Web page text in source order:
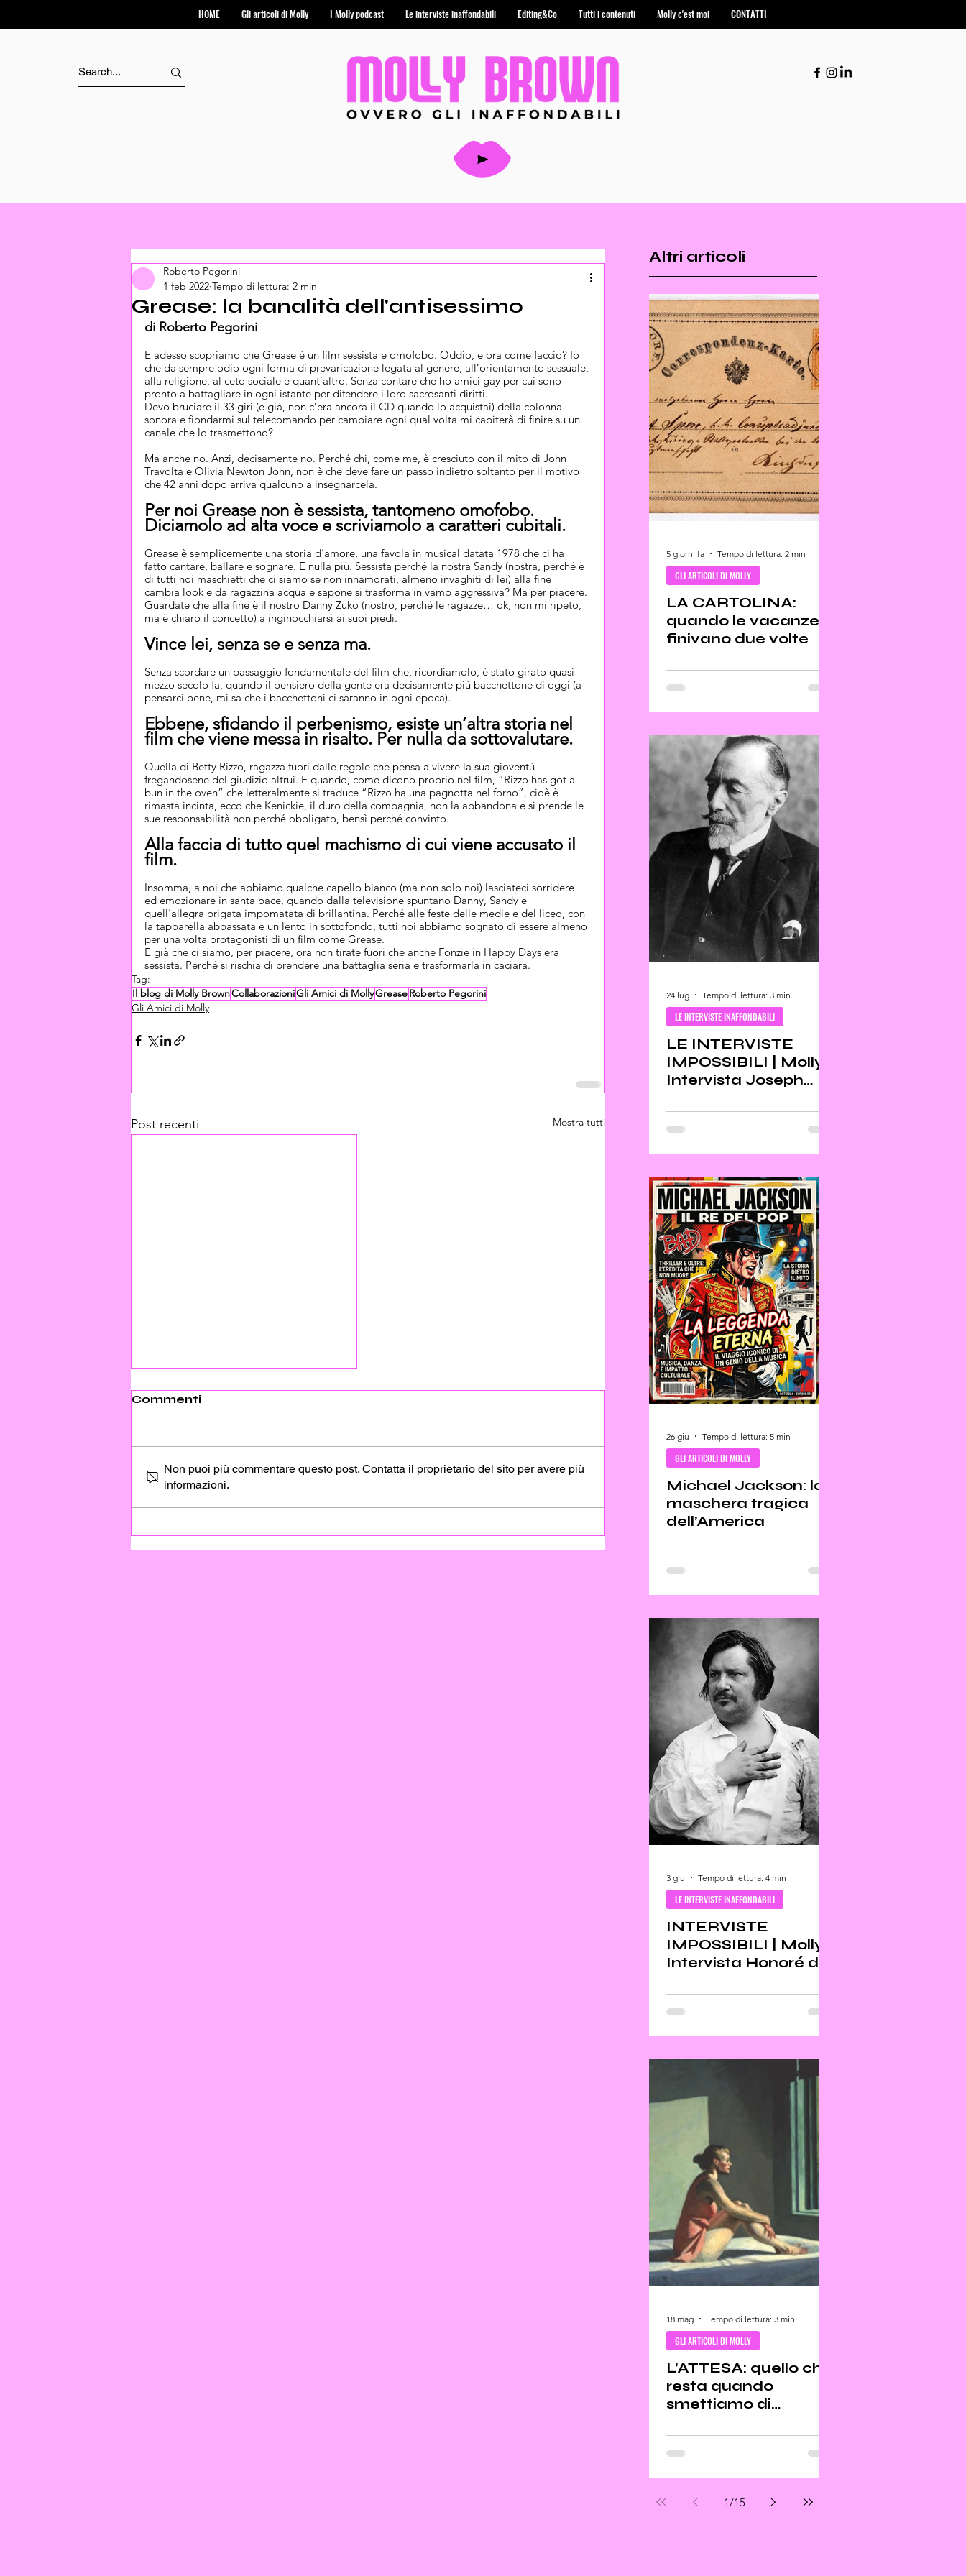
HOME Gli articoli di Molly I Molly podcast Le interviste inaffondabili Editing&Co Tutti i contenuti Molly c'est moi CONTATTI
Grease: la banalità dell'antisessimo
Roberto Pegorini
1 feb 2022 Tempo di lettura: 2 min
di Roberto Pegorini
E adesso scopriamo che Grease è un film sessista e omofobo. Oddio, e ora come faccio? Io
che da sempre odio ogni forma di prevaricazione legata al genere, all’orientamento sessuale,
alla religione, al ceto sociale e quant’altro. Senza contare che ho amici gay per cui sono
pronto a battagliare in ogni istante per difendere i loro sacrosanti diritti.
Devo bruciare il 33 giri (e già, non c’era ancora il CD quando lo acquistai) della colonna
sonora e fiondarmi sul telecomando per cambiare ogni qual volta mi capiterà di finire su un
canale che lo trasmettono?
Ma anche no. Anzi, decisamente no. Perché chi, come me, è cresciuto con il mito di John
Travolta e Olivia Newton John, non è che deve fare un passo indietro soltanto per il motivo
che 42 anni dopo arriva qualcuno a insegnarcela.
Per noi Grease non è sessista, tantomeno omofobo.
Diciamolo ad alta voce e scriviamolo a caratteri cubitali.
Grease è semplicemente una storia d’amore, una favola in musical datata 1978 che ci ha
fatto cantare, ballare e sognare. E nulla più. Sessista perché la nostra Sandy (nostra, perché è
di tutti noi maschietti che ci siamo se non innamorati, almeno invaghiti di lei) alla fine
cambia look e da ragazzina acqua e sapone si trasforma in vamp aggressiva? Ma per piacere.
Guardate che alla fine è il nostro Danny Zuko (nostro, perché le ragazze… ok, non mi ripeto,
ma è chiaro il concetto) a inginocchiarsi ai suoi piedi.
Vince lei, senza se e senza ma.
Senza scordare un passaggio fondamentale del film che, ricordiamolo, è stato girato quasi
mezzo secolo fa, quando il pensiero della gente era decisamente più bacchettone di oggi (a
pensarci bene, mi sa che i bacchettoni ci saranno in ogni epoca).
Ebbene, sfidando il perbenismo, esiste un’altra storia nel
film che viene messa in risalto. Per nulla da sottovalutare.
Quella di Betty Rizzo, ragazza fuori dalle regole che pensa a vivere la sua gioventù
fregandosene del giudizio altrui. E quando, come dicono proprio nel film, “Rizzo has got a
bun in the oven” che letteralmente si traduce “Rizzo ha una pagnotta nel forno”, cioè è
rimasta incinta, ecco che Kenickie, il duro della compagnia, non la abbandona e si prende le
sue responsabilità non perché obbligato, bensì perché convinto.
Alla faccia di tutto quel machismo di cui viene accusato il
film.
Insomma, a noi che abbiamo qualche capello bianco (ma non solo noi) lasciateci sorridere
ed emozionare in santa pace, quando dalla televisione spuntano Danny, Sandy e
quell’allegra brigata impomatata di brillantina. Perché alle feste delle medie e del liceo, con
la tapparella abbassata e un lento in sottofondo, tutti noi abbiamo sognato di essere almeno
per una volta protagonisti di un film come Grease.
E già che ci siamo, per piacere, ora non tirate fuori che anche Fonzie in Happy Days era
sessista. Perché si rischia di prendere una battaglia seria e trasformarla in caciara.
Tag:
Il blog di Molly BrownCollaborazioniGli Amici di MollyGreaseRoberto Pegorini
Gli Amici di Molly
Post recenti Mostra tutti
Bob Dylan più solo che
Commenti
Non puoi più commentare questo post. Contatta il proprietario del sito per avere più
informazioni.
Altri articoli
LA CARTOLINA:
quando le vacanze
finivano due volte
GLI ARTICOLI DI MOLLY
5 giorni fa Tempo di lettura: 2 min
LE INTERVISTE
IMPOSSIBILI | Molly
Intervista Joseph
LE INTERVISTE INAFFONDABILI
24 lug Tempo di lettura: 3 min
Michael Jackson: la
maschera tragica
dell’America
GLI ARTICOLI DI MOLLY
26 giu Tempo di lettura: 5 min
INTERVISTE
IMPOSSIBILI | Molly
Intervista Honoré de
LE INTERVISTE INAFFONDABILI
3 giu Tempo di lettura: 4 min
L’ATTESA: quello che
resta quando
smettiamo di
GLI ARTICOLI DI MOLLY
18 mag Tempo di lettura: 3 min
1 /15